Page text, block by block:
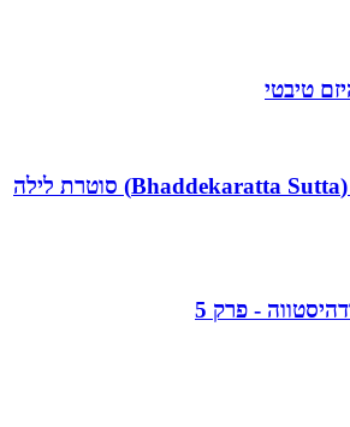
טיבטי
התעוררות להארה \\ (Bhaddekaratta Sutta) סוטרת לילה
- פרק 5